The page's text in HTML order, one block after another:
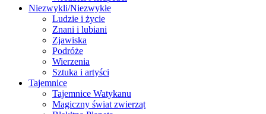
Niezwykli/Niezwykłe
Ludzie i życie
Znani i lubiani
Zjawiska
Podróże
Wierzenia
Sztuka i artyści
Tajemnice
Tajemnice Watykanu
Magiczny świat zwierząt